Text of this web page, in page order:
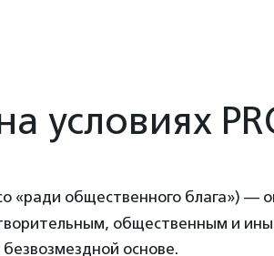
условиях
«ради общественного блага») —
общественным и
основе.